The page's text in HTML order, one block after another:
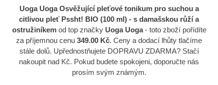
Uoga Uoga Osvěžující pleťové tonikum pro suchou a
citlivou pleť Pssht! BIO (100 ml) - s damašskou růží a
ostružiníkemod top značky Uoga Uoga- toto zboží pořídíte
za příjemnou cenu 349.00 Kč. Ceny a dodací lhůty tlačíme
stále dolů. Upřednostňujete DOPRAVU ZDARMA? Stačí
nakoupit nad Kč. Pokud budete spokojeni, doporučte nás
prosím svým známým.